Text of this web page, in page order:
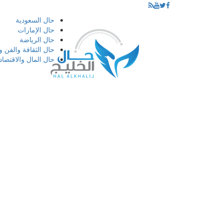
إذهب
المحتوى
حال السعودية
حال الإمارات
حال الرياضة
حال الثقافة والفن
حال المال